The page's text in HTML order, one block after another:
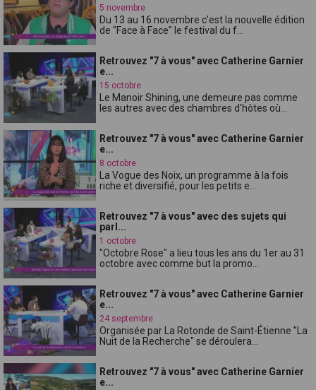
5 novembre
Du 13 au 16 novembre c'est la nouvelle édition
de "Face à Face" le festival du f...
Retrouvez "7 à vous" avec Catherine Garnier
e...
15 octobre
Le Manoir Shining, une demeure pas comme
les autres avec des chambres d'hôtes où...
Retrouvez "7 à vous" avec Catherine Garnier
e...
8 octobre
La Vogue des Noix, un programme à la fois
riche et diversifié, pour les petits e...
Retrouvez "7 à vous" avec des sujets qui
parl...
1 octobre
"Octobre Rose" a lieu tous les ans du 1er au 31
octobre avec comme but la promo...
Retrouvez "7 à vous" avec Catherine Garnier
e...
24 septembre
Organisée par La Rotonde de Saint-Étienne "La
Nuit de la Recherche" se déroulera...
Retrouvez "7 à vous" avec Catherine Garnier
e...